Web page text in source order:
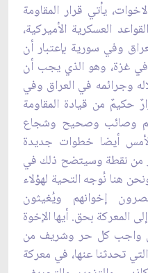
يأتي قرار المقاومة
العسكرية الأميركية،
وفي سورية بإعتبار أن
في غزة، وهو الذي ‏يجب أن
وجرائمه في العراق وفي
‏حكيمٌ من قيادة المقاومة
وصائب وصحيح وشجاع
أيضا خطوات جديدة
من نقطة وسيتضح ذلك في
ونحن هنا نُوجه التحية لهؤلاء
إخوانهم ويُغيثون
المعركة بحق. أيها الإخوة
إن واجب كل ‏حر وشريف من
تحدثنا عنها، في معركة